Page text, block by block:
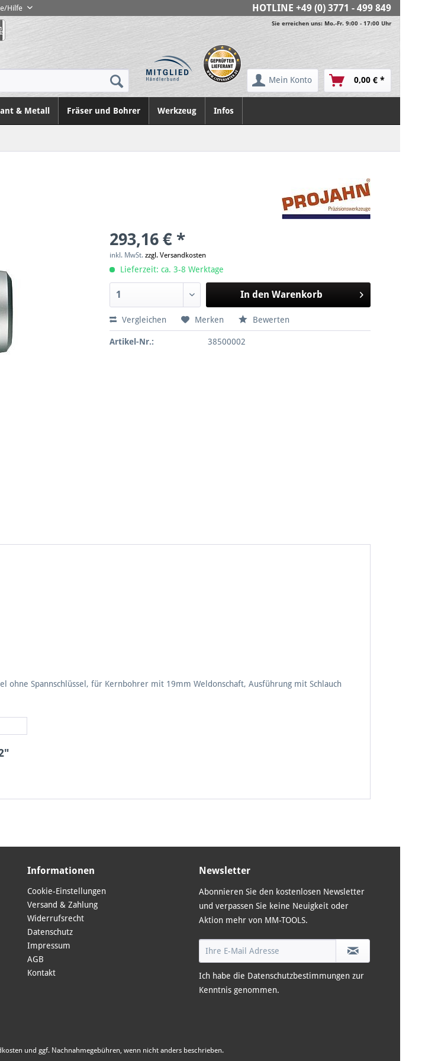
Hilfe HOTLINE +49 (0) 3771 - 499 849
Sie erreichen uns: Mo.-Fr. 9:00 - 17:00 Uhr
Mein Konto 0,00 € *
& Metall Fräser und Bohrer Werkzeug Infos
293,16 € *
inkl. MwSt.zzgl. Versandkosten
Lieferzeit: ca. 3-8 Werktage
In den Warenkorb
Vergleichen Merken Bewerten
Artikel-Nr.: 38500002
Spannschlüssel, für Kernbohrer mit 19mm Weldonschaft, Ausführung mit Schlauch
Informationen
Cookie-Einstellungen
Versand & Zahlung
Widerrufsrecht
Datenschutz
Impressum
AGB
Kontakt
Newsletter
Abonnieren Sie den kostenlosen Newsletter
und verpassen Sie keine Neuigkeit oder
Aktion mehr von MM-TOOLS.
Ich habe die Datenschutzbestimmungen zur
Kenntnis genommen.
und ggf. Nachnahmegebühren, wenn nicht anders beschrieben.